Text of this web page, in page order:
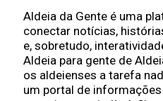
Aldeia da Gente é uma
conectar notícias,
e, sobretudo,
Aldeia para gente de
os aldeienses a tarefa
um portal de